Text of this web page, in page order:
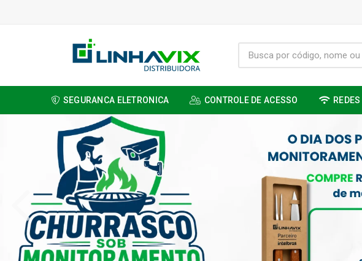
SEGURANCA ELETRONICA CONTROLE DE ACESSO REDES